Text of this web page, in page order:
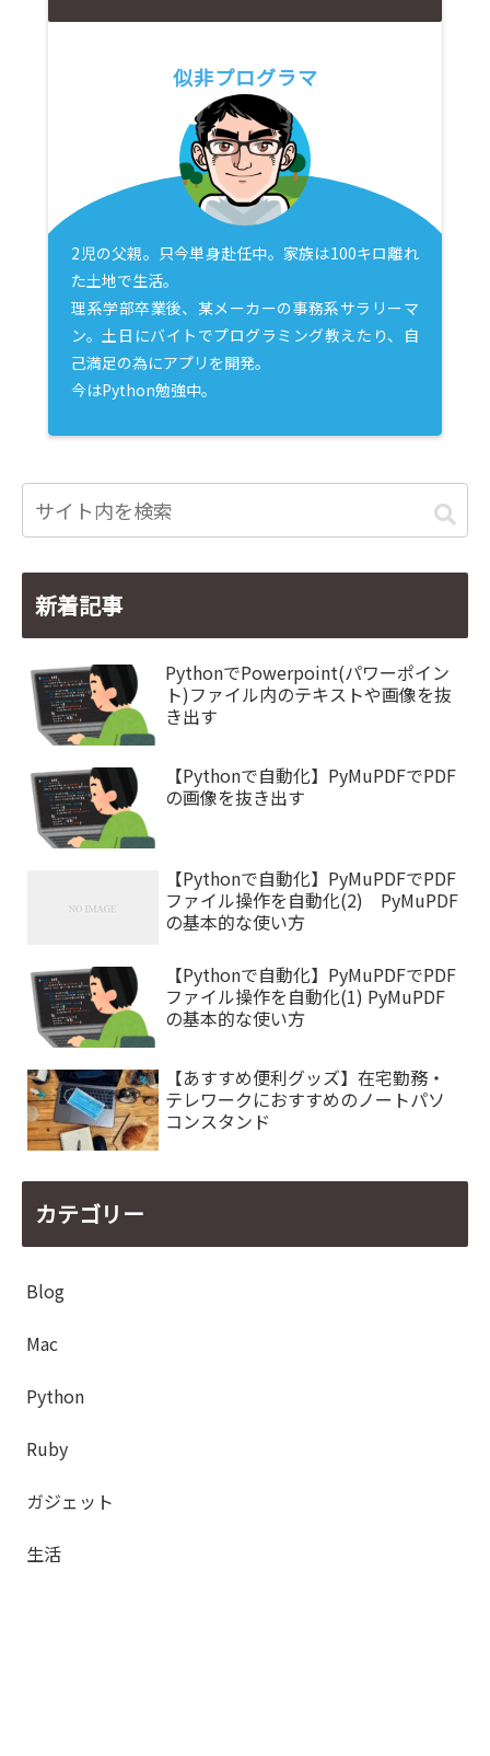
似非プログラマ
2児の父親。只今単身赴任中。家族は100キロ離れ
た土地で生活。
理系学部卒業後、某メーカーの事務系サラリーマ
ン。土日にバイトでプログラミング教えたり、自
己満足の為にアプリを開発。
今はPython勉強中。
新着記事
PythonでPowerpoint(パワーポイン
ト)ファイル内のテキストや画像を抜
き出す
【Pythonで自動化】PyMuPDFでPDF
の画像を抜き出す
【Pythonで自動化】PyMuPDFでPDF
ファイル操作を自動化(2) PyMuPDF
の基本的な使い方
【Pythonで自動化】PyMuPDFでPDF
ファイル操作を自動化(1) PyMuPDF
の基本的な使い方
【あすすめ便利グッズ】在宅勤務・
テレワークにおすすめのノートパソ
コンスタンド
カテゴリー
Blog
Mac
Python
Ruby
ガジェット
生活